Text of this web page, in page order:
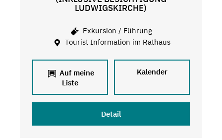
LUDWIGSKIRCHE)
Exkursion / Führung
Tourist Information im Rathaus
Auf meine
Liste
Kalender
Detail